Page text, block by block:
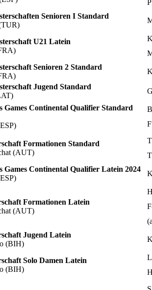
Senioren I Standard
U21 Latein
Senioren 2 Standard
Jugend Standard
Games Continental Qualifier Standard
Formationen Standard
(AUT)
Games Continental Qualifier Latein 2024
Formationen Latein
(AUT)
Jugend Latein
(BIH)
Solo Damen Latein
(BIH)